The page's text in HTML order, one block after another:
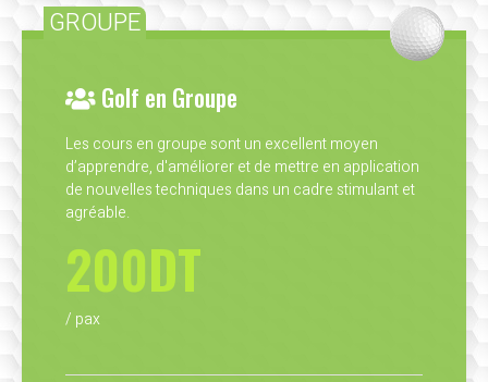
GROUPE
Golf en Groupe
Les cours en groupe sont un excellent moyen
d’apprendre, d'améliorer et de mettre en application
de nouvelles techniques dans un cadre stimulant et
agréable.
200DT
/ pax